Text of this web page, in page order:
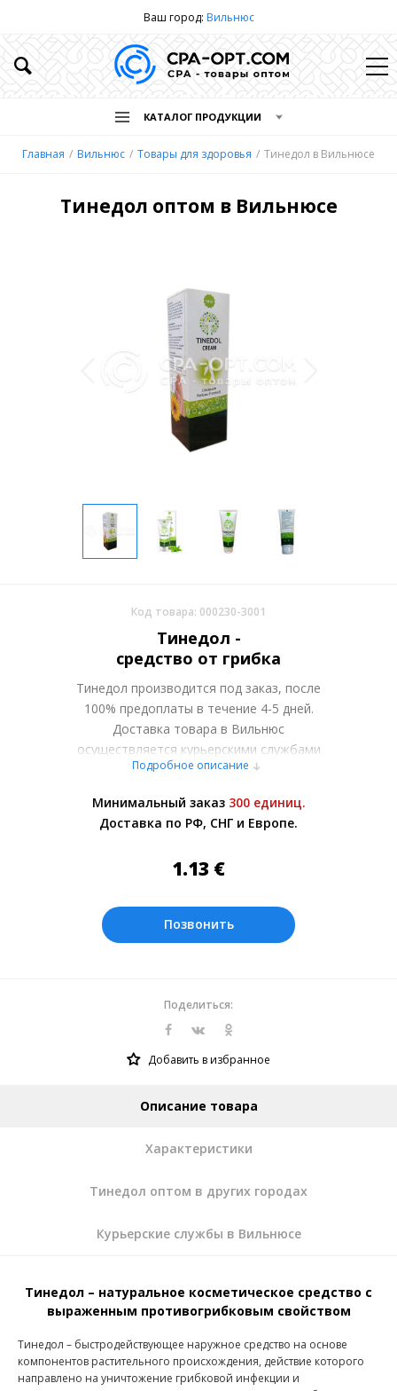
Ваш город: Вильнюс
КАТАЛОГ ПРОДУКЦИИ
Главная Вильнюс Товары для здоровья Тинедол в Вильнюсе
Тинедол оптом в Вильнюсе
Код товара: 000230-3001
Тинедол -
средство от грибка
Тинедол производится под заказ, после
100% предоплаты в течение 4-5 дней.
Доставка товара в Вильнюс
осуществляется курьерскими службами
или самовывозом со склада в Москве.
менеджером.
Оплата производится в рублях. Цены на
07.08.2026. Текущий курс 10 руб.=
Подробное описание
Минимальный заказ 300 единиц.
Доставка по РФ, СНГ и Европе.
1.13 €
Позвонить
Поделиться:
Добавить в избранное
Описание товара
Характеристики
Тинедол оптом в других городах
Курьерские службы в Вильнюсе
Тинедол – натуральное косметическое средство с
выраженным противогрибковым свойством
Тинедол – быстродействующее наружное средство на основе
компонентов растительного происхождения, действие которого
направлено на уничтожение грибковой инфекции и